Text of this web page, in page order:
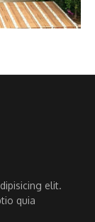
elit.
quia